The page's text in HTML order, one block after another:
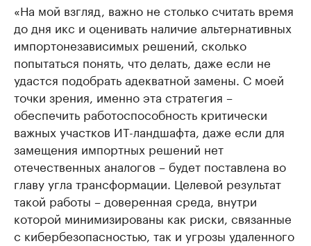
«На мой взгляд, важно не столько считать время
до дня икс и оценивать наличие альтернативных
импортонезависимых решений, сколько
попытаться понять, что делать, даже если не
удастся подобрать адекватной замены. С моей
точки зрения, именно эта стратегия –
обеспечить работоспособность критически
важных участков ИТ-ландшафта, даже если для
замещения импортных решений нет
отечественных аналогов – будет поставлена во
главу угла трансформации. Целевой результат
такой работы – доверенная среда, внутри
которой минимизированы как риски, связанные
с кибербезопасностью, так и угрозы удаленного